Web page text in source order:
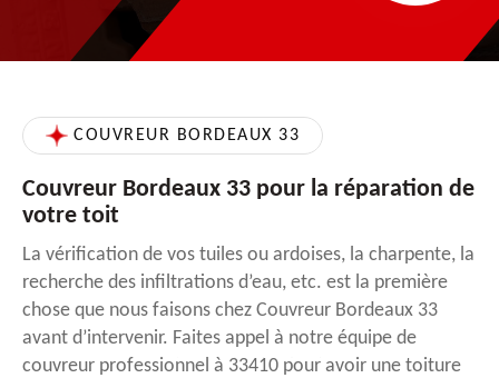
COUVREUR BORDEAUX 33
Couvreur Bordeaux 33 pour la réparation de
votre toit
La vérification de vos tuiles ou ardoises, la charpente, la
recherche des infiltrations d’eau, etc. est la première
chose que nous faisons chez Couvreur Bordeaux 33
avant d’intervenir. Faites appel à notre équipe de
couvreur professionnel à 33410 pour avoir une toiture